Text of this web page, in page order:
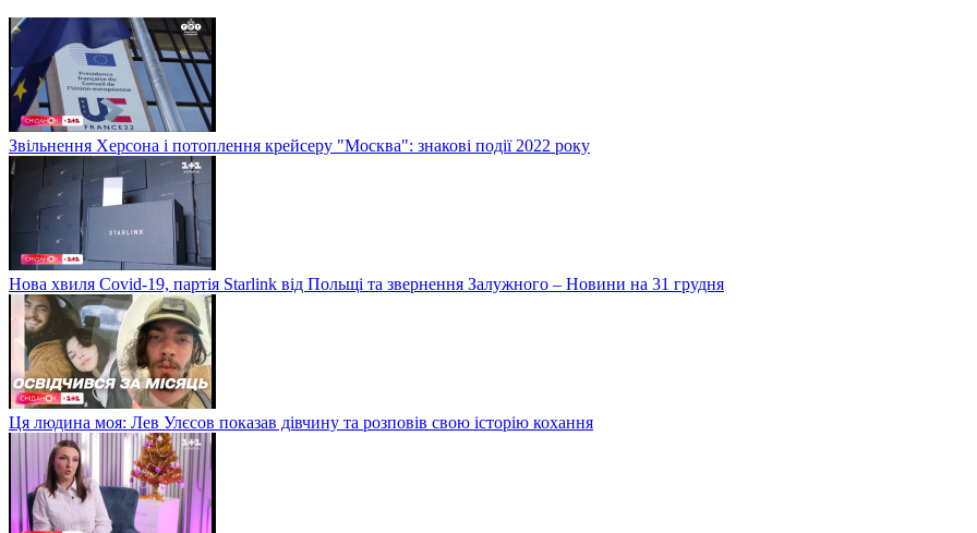
Звільнення Херсона і потоплення крейсеру "Москва": знакові події 2022 року
Нова хвиля Covid-19, партія Starlink від Польщі та звернення Залужного – Новини на 31 грудня
Ця людина моя: Лев Улєсов показав дівчину та розповів свою історію кохання